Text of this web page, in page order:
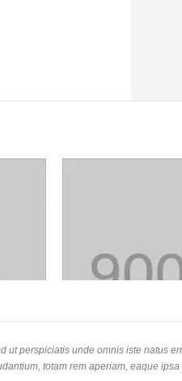
Lorem ipsum dolor sit
ad minim veniam, quis
aliquip ex ea
ut perspiciatis unde omnis iste natus
totam rem aperiam, eaque